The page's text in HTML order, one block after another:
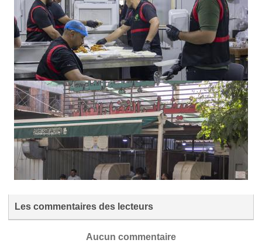
Les commentaires des lecteurs
Aucun commentaire